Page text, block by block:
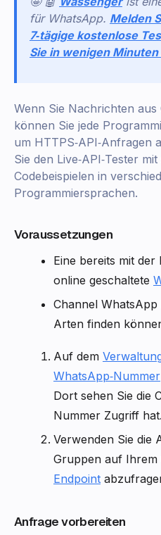
für WhatsApp. Melden
7‑tägige kostenlose
Sie in wenigen Minuten
Wenn Sie Nachrichten
können Sie jede
um
Sie den Live‑API‑Tester
Codebeispielen in
Programmiersprachen.
Voraussetzungen
Eine bereits mit
online geschaltete
Channel
Arten finden
Auf dem
WhatsApp‑Nummer
Dort sehen Sie die
Nummer Zugriff hat.
Verwenden Sie die
Gruppen auf Ihrem
Endpoint
Anfrage vorbereiten